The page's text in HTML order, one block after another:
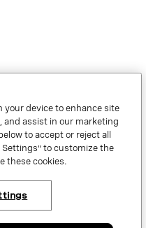
VONAGE®, the V logo (
®),
your device to enhance site
and assist in our marketing
to accept or reject all
Settings” to customize the
these cookies.